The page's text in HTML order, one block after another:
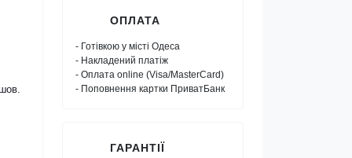
ОПЛАТА
- Готівкою у місті Одеса
- Накладений платіж
- Оплата online (Visa/MasterCard)
- Поповнення картки ПриватБанк
ГАРАНТІЇ